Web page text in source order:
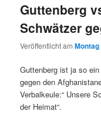
Guttenberg
Schwätzer
Veröffentlicht am
Guttenberg ist ja so
gegen den
Verbalkeule:“ Unsere
der Heimat“.